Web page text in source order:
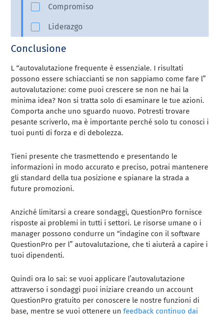
Conclusione
L “autovalutazione frequente è essenziale. I risultati
possono essere schiaccianti se non sappiamo come fare l”
autovalutazione: come puoi crescere se non ne hai la
minima idea? Non si tratta solo di esaminare le tue azioni.
Comporta anche uno sguardo nuovo. Potresti trovare
pesante scriverlo, ma è importante perché solo tu conosci i
tuoi punti di forza e di debolezza.
Tieni presente che trasmettendo e presentando le
informazioni in modo accurato e preciso, potrai mantenere
gli standard della tua posizione e spianare la strada a
future promozioni.
Anziché limitarsi a creare sondaggi, QuestionPro fornisce
risposte ai problemi in tutti i settori. Le risorse umane o i
manager possono condurre un “indagine con il software
QuestionPro per l” autovalutazione, che ti aiuterà a capire i
tuoi dipendenti.
Quindi ora lo sai: se vuoi applicare l’autovalutazione
attraverso i sondaggi puoi iniziare creando un account
QuestionPro gratuito per conoscere le nostre funzioni di
base, mentre se vuoi ottenere unfeedback continuo dai